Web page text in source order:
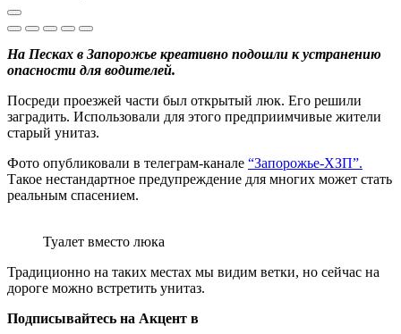
На Песках в Запорожье креативно подошли к устранению
опасности для водителей.
Посреди проезжей части был открытый люк. Его решили
заградить. Использовали для этого предприимчивые жители
старый унитаз.
Фото опубликовали в телеграм-канале “Запорожье-ХЗП”.
Такое нестандартное предупреждение для многих может стать
реальным спасением.
Туалет вместо люка
Традиционно на таких местах мы видим ветки, но сейчас на
дороге можно встретить унитаз.
Подписывайтесь на Акцент в